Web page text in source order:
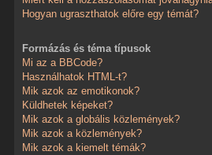
Hogyan ugraszthatok előre egy témát?
Formázás és téma típusok
Mi az a BBCode?
Használhatok HTML-t?
Mik azok az emotikonok?
Küldhetek képeket?
Mik azok a globális közlemények?
Mik azok a közlemények?
Mik azok a kiemelt témák?